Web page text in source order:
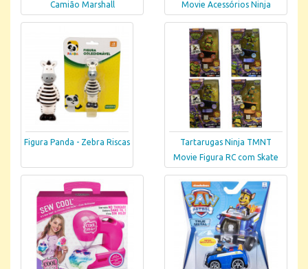
Camião Marshall
Movie Acessórios Ninja
Figura Panda - Zebra Riscas
Tartarugas Ninja TMNT
Movie Figura RC com Skate